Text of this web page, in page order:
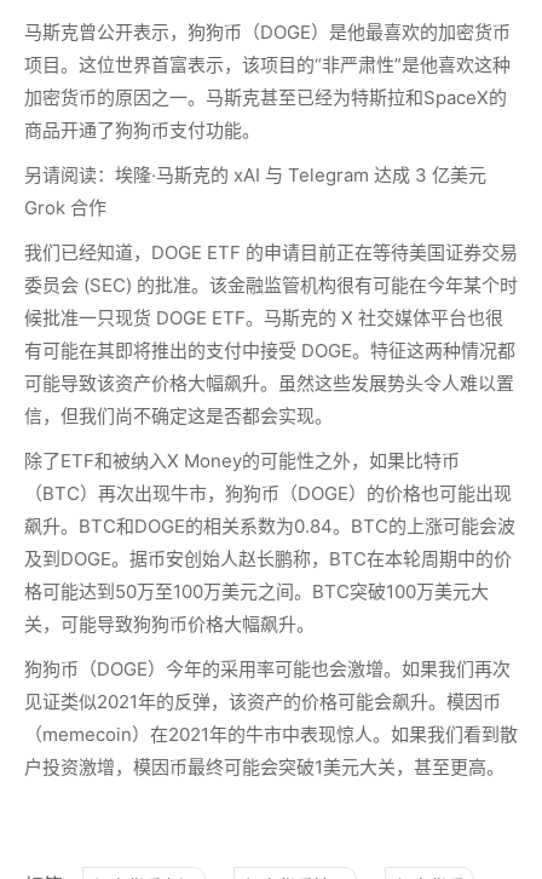
马斯克曾公开表示，狗狗币（DOGE）是他最喜欢的加密货币
项目。这位世界首富表示，该项目的“非严肃性”是他喜欢这种
加密货币的原因之一。马斯克甚至已经为特斯拉和SpaceX的
商品开通了狗狗币支付功能。
另请阅读：埃隆·马斯克的 xAI 与 Telegram 达成 3 亿美元
Grok 合作
我们已经知道，DOGE ETF 的申请目前正在等待美国证券交易
委员会 (SEC) 的批准。该金融监管机构很有可能在今年某个时
候批准一只现货 DOGE ETF。马斯克的 X 社交媒体平台也很
有可能在其即将推出的支付中接受 DOGE。特征这两种情况都
可能导致该资产价格大幅飙升。虽然这些发展势头令人难以置
信，但我们尚不确定这是否都会实现。
除了ETF和被纳入X Money的可能性之外，如果比特币
（BTC）再次出现牛市，狗狗币（DOGE）的价格也可能出现
飙升。BTC和DOGE的相关系数为0.84。BTC的上涨可能会波
及到DOGE。据币安创始人赵长鹏称，BTC在本轮周期中的价
格可能达到50万至100万美元之间。BTC突破100万美元大
关，可能导致狗狗币价格大幅飙升。
狗狗币（DOGE）今年的采用率可能也会激增。如果我们再次
见证类似2021年的反弹，该资产的价格可能会飙升。模因币
（memecoin）在2021年的牛市中表现惊人。如果我们看到散
户投资激增，模因币最终可能会突破1美元大关，甚至更高。